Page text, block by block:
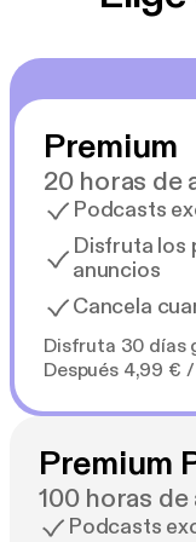
Premium
20 horas de
Podcasts
Disfruta los
anuncios
Cancela
Disfruta 30 días
Después 4,99 €
Premium
100 horas
Podcasts